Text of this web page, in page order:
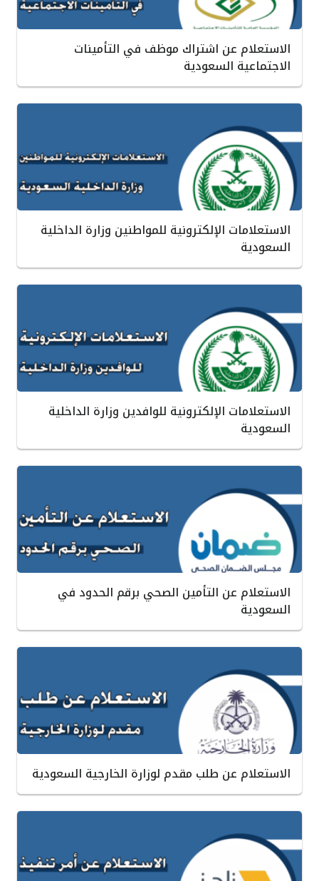
الاستعلام عن اشتراك موظف في التأمينات
الاجتماعية السعودية
الاستعلامات الإلكترونية للمواطنين وزارة الداخلية
السعودية
الاستعلامات الإلكترونية للوافدين وزارة الداخلية
السعودية
الاستعلام عن التأمين الصحي برقم الحدود في
السعودية
الاستعلام عن طلب مقدم لوزارة الخارجية السعودية